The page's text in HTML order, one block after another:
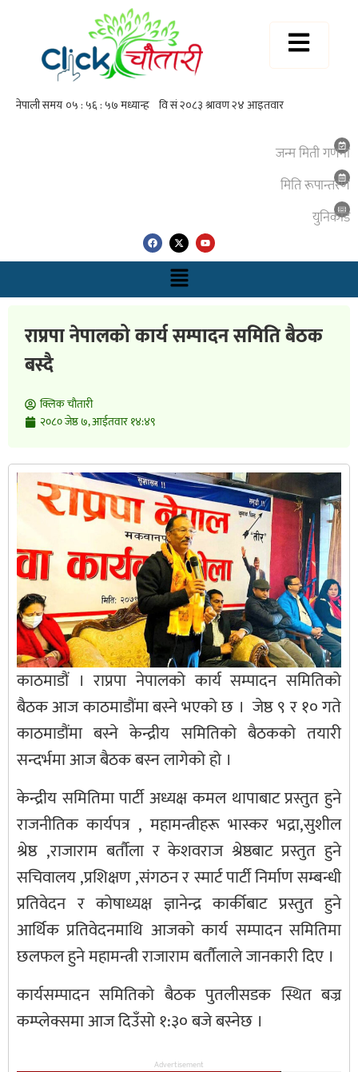
जन्म मिती गणना
मिति रूपान्तरण
युनिकाेड
राप्रपा नेपालको कार्य सम्पादन समिति बैठक
बस्दै
क्लिक चाैतारी
२०८० जेष्ठ ७, आईतवार १४:४९
काठमाडौं । राप्रपा नेपालको कार्य सम्पादन समितिको
बैठक आज काठमाडौंमा बस्ने भएको छ । जेष्ठ ९ र १० गते
काठमाडौंमा बस्ने केन्द्रीय समितिको बैठकको तयारी
सन्दर्भमा आज बैठक बस्न लागेको हो ।
केन्द्रीय समितिमा पार्टी अध्यक्ष कमल थापाबाट प्रस्तुत हुने
राजनीतिक कार्यपत्र , महामन्त्रीहरू भास्कर भद्रा,सुशील
श्रेष्ठ ,राजाराम बर्तौला र केशवराज श्रेष्ठबाट प्रस्तुत हुने
सचिवालय ,प्रशिक्षण ,संगठन र स्मार्ट पार्टी निर्माण सम्बन्धी
प्रतिवेदन र कोषाध्यक्ष ज्ञानेन्द्र कार्कीबाट प्रस्तुत हुने
आर्थिक प्रतिवेदनमाथि आजको कार्य सम्पादन समितिमा
छलफल हुने महामन्त्री राजाराम बर्तौलाले जानकारी दिए ।
कार्यसम्पादन समितिको बैठक पुतलीसडक स्थित बज्र
कम्प्लेक्समा आज दिउँसो १:३० बजे बस्नेछ ।
Advertisement